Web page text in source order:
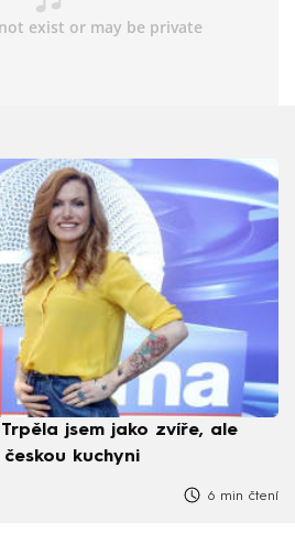
jsem jako zvíře, ale
kuchyni
6 min čtení